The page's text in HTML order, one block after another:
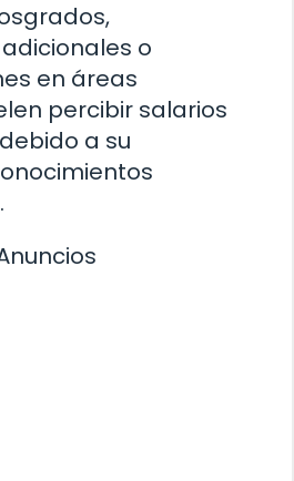
o
en áreas
percibir salarios
a su